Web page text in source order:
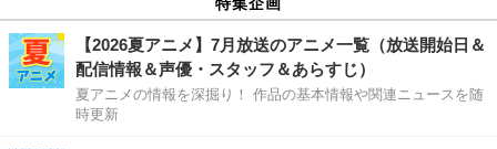
【2026夏アニメ】7月放送のアニメ一覧（放送開始日＆
配信情報＆声優・スタッフ＆あらすじ）
夏アニメの情報を深掘り！ 作品の基本情報や関連ニュースを随
時更新